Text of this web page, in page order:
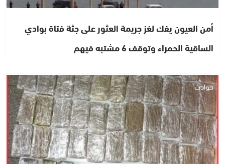
أمن العيون يفك لغز جريمة العثور على جثة فتاة بوادي
الساقية الحمراء وتوقف 6 مشتبه فيهم
حوادث